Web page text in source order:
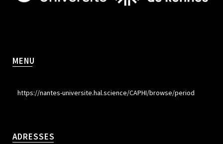
MENU
https://nantes-universite.hal.science/CAPHI/browse/period
ADRESSES